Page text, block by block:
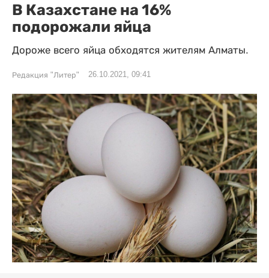
В Казахстане на 16%
подорожали яйца
Дороже всего яйца обходятся жителям Алматы.
Редакция "Литер" 26.10.2021, 09:41